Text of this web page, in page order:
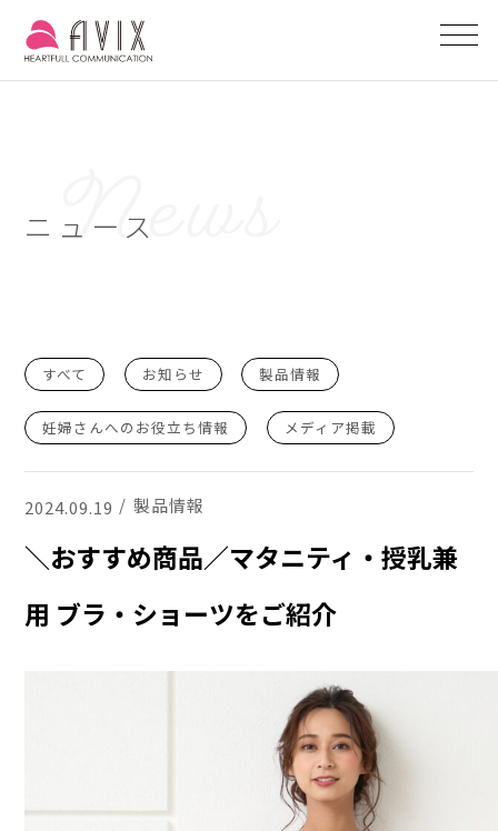
ニュース
すべて お知らせ 製品情報
妊婦さんへのお役立ち情報 メディア掲載
2024.09.19 製品情報
＼おすすめ商品／マタニティ・授乳兼
用 ブラ・ショーツをご紹介